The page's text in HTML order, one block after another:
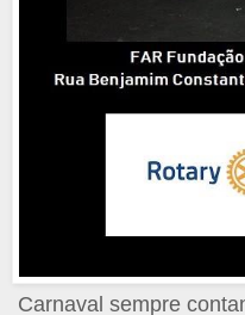
Carnaval sempre